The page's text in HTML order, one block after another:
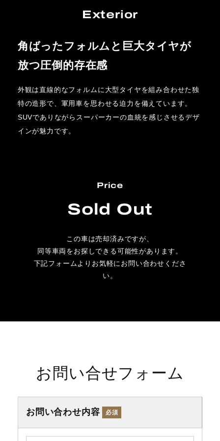
Exterior
角ばったフォルムと巨大タイヤが
放つ圧倒的存在感
外観は直線的なフォルムに大型タイヤを組み合わせた独
特の造形で、軍用車を思わせる迫力を備えています。
SUVでありながらスーパーカーの血統を感じさせるデザ
インが魅力です。
Price
Sold Out
この車は売却済みですが、
同等車両をお探しできる可能性があります。
下記フォームよりお気軽にお問い合わせくださ
い。
お問い合せフォーム
お問い合わせ内容 必須